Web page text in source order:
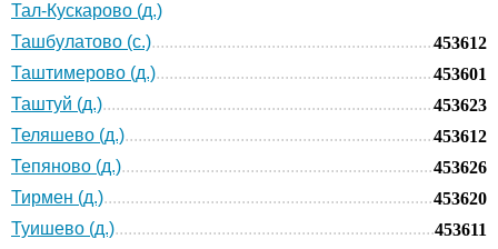
Тал-Кускарово (д.)
Ташбулатово (с.)
453612
Таштимерово (д.)
453601
Таштуй (д.)
453623
Теляшево (д.)
453612
Тепяново (д.)
453626
Тирмен (д.)
453620
Туишево (д.)
453611